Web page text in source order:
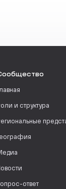
и структура
География
ответ